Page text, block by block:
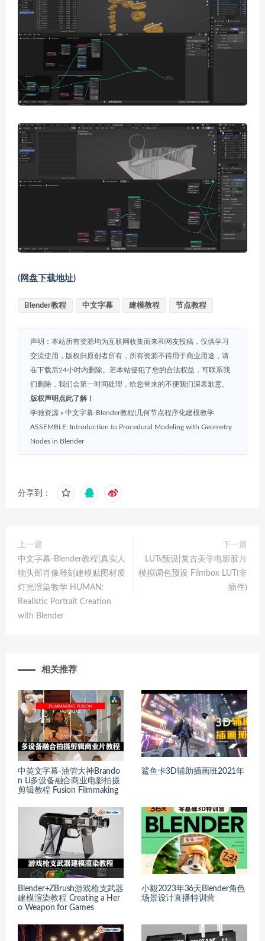
(网盘下载地址)
Blender教程 中文字幕 建模教程 节点教程
声明：本站所有资源均为互联网收集而来和网友投稿，仅供学习
交流使用，版权归原创者所有，所有资源不得用于商业用途，请
在下载后24小时内删除。若本站侵犯了您的合法权益，可联系我
们删除，我们会第一时间处理，给您带来的不便我们深表歉意。
版权声明点此了解！
学驰资源 » 中文字幕-Blender教程|几何节点程序化建模教学
ASSEMBLE: Introduction to Procedural Modeling with Geometry
Nodes in Blender
分享到：
上一篇
中文字幕-Blender教程|真实人
物头部肖像雕刻建模贴图材质
灯光渲染教学 HUMAN:
Realistic Portrait Creation
with Blender
下一篇
LUTs预设|复古美学电影胶片
模拟调色预设 Filmbox LUT(非
插件)
相关推荐
中英文字幕-油管大神Brando
n Li多设备融合商业电影拍摄
剪辑教程 Fusion Filmmaking
鲨鱼卡3D辅助插画班2021年
Blender+ZBrush游戏枪支武器
建模渲染教程 Creating a Her
o Weapon for Games
小毅2023年36天Blender角色
场景设计直播特训营